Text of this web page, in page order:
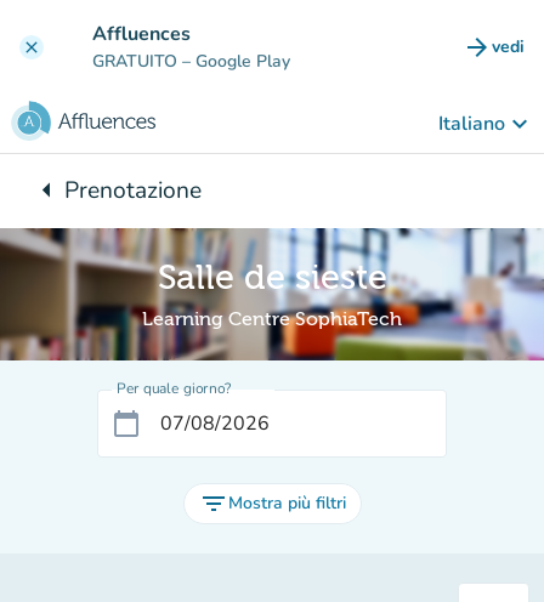
clear Affluences
GRATUITO – Google Play arrow_forward vedi
Italiano keyboard_arrow_down
arrow_leftTorna a:
Prenotazione
Salle de sieste
Learning Centre SophiaTech
Per quale giorno?
calendar_today
filter_list Mostra più filtri